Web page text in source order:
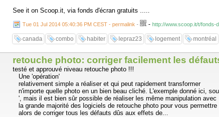
See it on Scoop.it, via fonds d'écran gratuits .....
Tue 01 Jul 2014 05:40:36 PM CEST - permalink - - http://www.scoop.it/t/fonds-
canada combo habiter lepraz23 logement montréal
retouche photo: corriger facilement les
testé et approuvé niveau retouche photo !!!
Une 'opération'
relativement simple a réaliser et qui peut rapidement transformer
n'importe quelle photo en un bien beau cliché. L'exemple donné ici,
', mais il est bien sûr possible de réaliser les même manipulation avec
la grande majorité des logiciels de retouche photo pour vous permettre
alors de corriger tous les défauts dûs aux effets de...